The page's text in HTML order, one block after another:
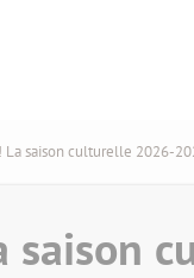
La saison culturelle 2026-
saison